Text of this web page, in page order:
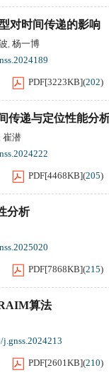
对时间传递的影响
, 杨一博
PDF[3223KB](202)
传递与定位性能分
崔潜
PDF[4468KB](205)
分析
PDF[7868KB](215)
算法
j.gnss.2024213
PDF[2601KB](210)